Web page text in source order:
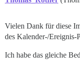
Vielen Dank für diese
des Kalender-/Ereignis-
Ich habe das gleiche